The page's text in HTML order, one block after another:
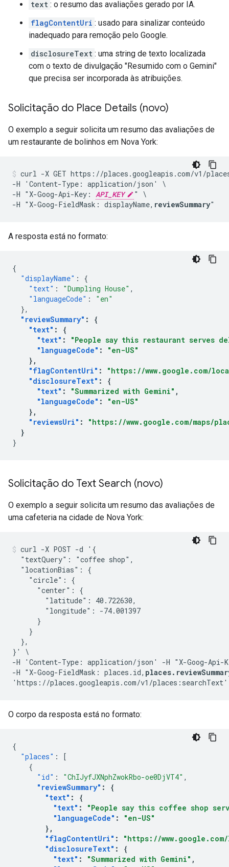
text : o resumo das avaliações gerado por IA.
flagContentUri : usado para sinalizar conteúdo
inadequado para remoção pelo Google.
disclosureText : uma string de texto localizada
com o texto de divulgação "Resumido com o Gemini"
que precisa ser incorporada às atribuições.
Solicitação do Place Details (novo)
O exemplo a seguir solicita um resumo das avaliações de
um restaurante de bolinhos em Nova York:
curl -X GET https://places.googleapis.com/v1/places/
-H 'Content-Type: application/json' \
-H "X-Goog-Api-Key: API_KEY
" \
-H "X-Goog-FieldMask: displayName, reviewSummary
A resposta está no formato:
{
"displayName" :
{
"text" : "Dumpling House" ,
"languageCode" :
"en"
},
"reviewSummary" :
{
"text" :
{
"text" :
"People say this restaurant serves
"languageCode" :
"en-US"
},
"flagContentUri" :
"https://www.google.com/local/
"disclosureText" :
{
"text" : "Summarized with Gemini" ,
"languageCode" :
"en-US"
},
"reviewsUri" :
"https://www.google.com/maps/
}
}
Solicitação do Text Search (novo)
O exemplo a seguir solicita um resumo das avaliações de
uma cafeteria na cidade de Nova York:
curl -X POST -d '{
  "textQuery": "coffee shop",
  "locationBias": {
    "circle": {
      "center": {
        "latitude": 40.722630,
        "longitude": -74.001397
      }
    }
  },
}' \
-H 'Content-Type: application/json' -H "X-Goog-Api-
-H "X-Goog-FieldMask: places.id,
O corpo da resposta está no formato:
{
"places" :
[
{
"id" : "ChIJyfJXNphZwokRbo-oe0DjVT4" ,
"reviewSummary" :
{
"text" :
{
"text" :
"People say this coffee shop
"languageCode" :
"en-US"
},
"flagContentUri" :
"https://www.google.com/
"disclosureText" :
{
"text" : "Summarized with Gemini" ,